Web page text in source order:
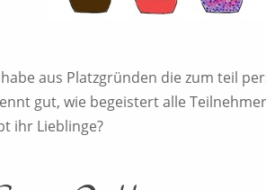
aus Platzgründen die zum teil
gut, wie begeistert alle
ihr Lieblinge?